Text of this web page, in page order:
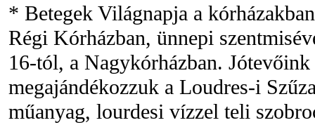
* Betegek Világnapja a
Régi Kórházban, ünnepi
16-tól, a Nagykórházban.
megajándékozzuk a Loudres-i
műanyag, lourdesi vízzel teli